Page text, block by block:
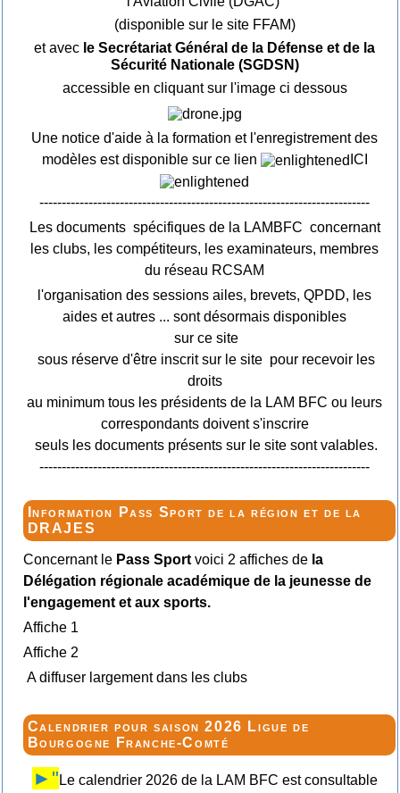
(disponible sur le site FFAM)
et avec le Secrétariat Général de la Défense et de la
Sécurité Nationale (SGDSN)
accessible en cliquant sur l'image ci dessous
Une notice d'aide à la formation et l'enregistrement des
modèles est disponible sur ce lien
ICI
--------------------------------------------------------------------------
Les documents spécifiques de la LAMBFC concernant
les clubs, les compétiteurs, les examinateurs, membres
du réseau RCSAM
l'organisation des sessions ailes, brevets, QPDD, les
aides et autres ... sont désormais disponibles
sur ce site
sous réserve d'être inscrit sur le site pour recevoir les
droits
au minimum tous les présidents de la LAM BFC ou leurs
correspondants doivent s'inscrire
seuls les documents présents sur le site sont valables.
--------------------------------------------------------------------------
Information Pass Sport de la région et de la
DRAJES
Concernant lePass Sportvoici 2 affiches dela
Délégation régionale académique de la jeunesse de
l'engagement et aux sports.
Affiche 1
Affiche 2
A diffuser largement dans les clubs
Calendrier pour saison 2026 Ligue de
Bourgogne Franche-Comté
►" Le calendrier 2026 de la LAM BFC est consultable